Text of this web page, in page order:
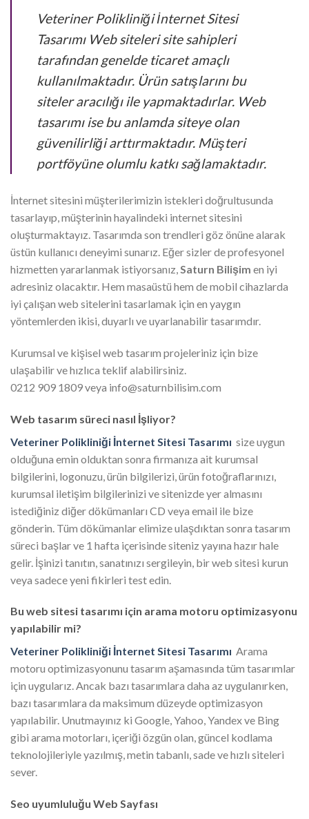
Veteriner Polikliniği İnternet Sitesi
Tasarımı Web siteleri site sahipleri
tarafından genelde ticaret amaçlı
kullanılmaktadır. Ürün satışlarını bu
siteler aracılığı ile yapmaktadırlar. Web
tasarımı ise bu anlamda siteye olan
güvenilirliği arttırmaktadır. Müşteri
portföyüne olumlu katkı sağlamaktadır.
İnternet sitesini müşterilerimizin istekleri doğrultusunda
tasarlayıp, müşterinin hayalindeki internet sitesini
oluşturmaktayız. Tasarımda son trendleri göz önüne alarak
üstün kullanıcı deneyimi sunarız. Eğer sizler de profesyonel
hizmetten yararlanmak istiyorsanız,Saturn Bilişim en iyi
adresiniz olacaktır. Hem masaüstü hem de mobil cihazlarda
iyi çalışan web sitelerini tasarlamak için en yaygın
yöntemlerden ikisi, duyarlı ve uyarlanabilir tasarımdır.
Kurumsal ve kişisel web tasarım projeleriniz için bize
ulaşabilir ve hızlıca teklif alabilirsiniz.
0212 909 1809 veya info@saturnbilisim.com
Web tasarım süreci nasıl İşliyor?
Veteriner Polikliniği İnternet Sitesi Tasarımı size uygun
olduğuna emin olduktan sonra firmanıza ait kurumsal
bilgilerini, logonuzu, ürün bilgilerizi, ürün fotoğraflarınızı,
kurumsal iletişim bilgilerinizi ve sitenizde yer almasını
istediğiniz diğer dökümanları CD veya email ile bize
gönderin. Tüm dökümanlar elimize ulaşdıktan sonra tasarım
süreci başlar ve 1 hafta içerisinde siteniz yayına hazır hale
gelir. İşinizi tanıtın, sanatınızı sergileyin, bir web sitesi kurun
veya sadece yeni fikirleri test edin.
Bu web sitesi tasarımı için arama motoru optimizasyonu
yapılabilir mi?
Veteriner Polikliniği İnternet Sitesi Tasarımı Arama
motoru optimizasyonunu tasarım aşamasında tüm tasarımlar
için uygularız. Ancak bazı tasarımlara daha az uygulanırken,
bazı tasarımlara da maksimum düzeyde optimizasyon
yapılabilir. Unutmayınız ki Google, Yahoo, Yandex ve Bing
gibi arama motorları, içeriği özgün olan, güncel kodlama
teknolojileriyle yazılmış, metin tabanlı, sade ve hızlı siteleri
sever.
Seo uyumluluğu Web Sayfası